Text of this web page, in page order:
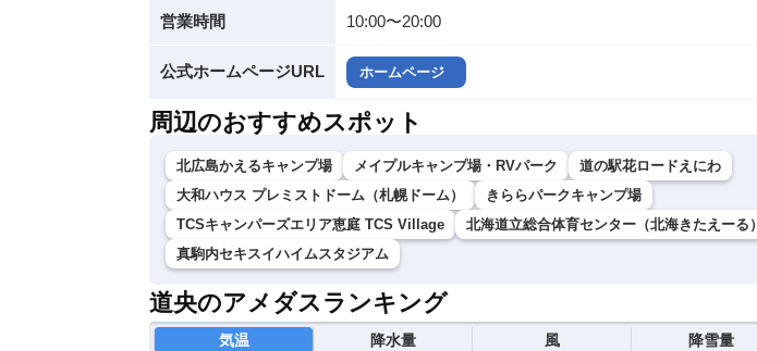
営業時間 10:00〜20:00
公式ホームページURL ホームページ
周辺のおすすめスポット
北広島かえるキャンプ場 メイプルキャンプ場・RVパーク
道の駅花ロードえにわ
大和ハウス プレミストドーム（札幌ドーム）
きららパークキャンプ場
TCSキャンパーズエリア恵庭 TCS Village
北海道立総合体育センター（北海きたえーる）
真駒内セキスイハイムスタジアム
道央のアメダスランキング
気温 降水量 風 降雪量